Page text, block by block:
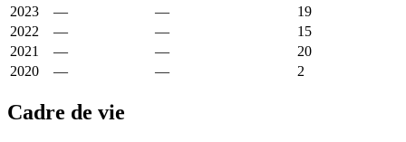
2023
— —
19
2022
— —
15
2021
— —
20
2020
— — 2
Cadre de vie